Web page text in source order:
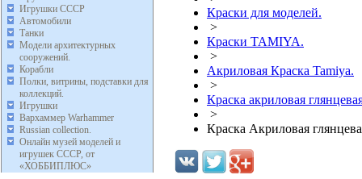
Игрушки СССР
Автомобили
Танки
Модели архитектурных
сооружений.
Корабли
Полки, витрины, подставки для
коллекций.
Игрушки
Вархаммер Warhammer
Russian collection.
Онлайн музей моделей и
игрушек СССР, от
«ХОББИПЛЮС»
Краски для моделей.
>
Краски TAMIYA.
>
Акриловая Краска Tamiya.
>
Краска акриловая
>
Краска Акриловая